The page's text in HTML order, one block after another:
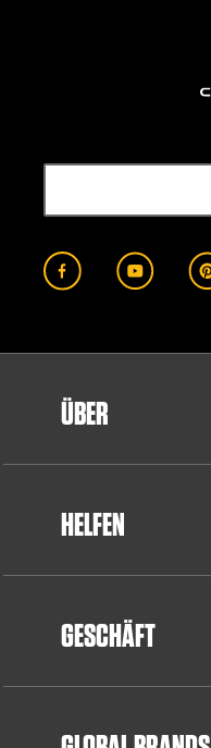
ÜBER
HELFEN
GESCHÄFT